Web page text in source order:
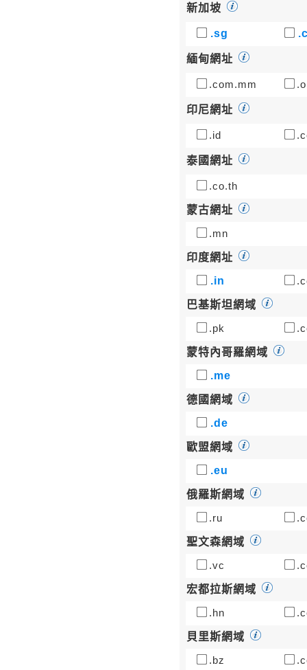
新加坡
.sg
緬甸網址
.com.mm
印尼網址
.id
泰國網址
.co.th
蒙古網址
.mn
印度網址
.in
巴基斯坦網域
.pk
蒙特內哥羅網域
.me
德國網域
.de
歐盟網域
.eu
俄羅斯網域
.ru
聖文森網域
.vc
宏都拉斯網域
.hn
貝里斯網域
.bz